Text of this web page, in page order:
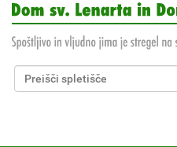
Išči po spletišču